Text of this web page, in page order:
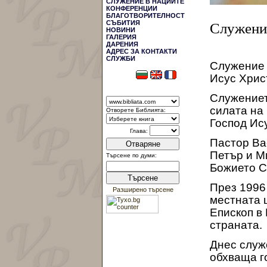
КОНФЕРЕНЦИИ
БЛАГОТВОРИТЕЛНОСТ
СЪБИТИЯ
НОВИНИ
ГАЛЕРИЯ
ДАРЕНИЯ
АДРЕС ЗА КОНТАКТИ
СЛУЖБИ
Отворете Библията:
Глава:
Отваряне
Търсене по думи:
Търсене
Разширено търсене
Служение
Исус
силата на
Господ
Пастор
Петър и
Божието
През
местната
Епископ в
страната.
Днес
обхваща